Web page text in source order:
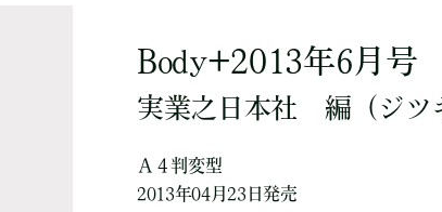
Body+2013年6月号
実業之日本社 編 （ジ
Ａ４判変型
2013年04月23日発売